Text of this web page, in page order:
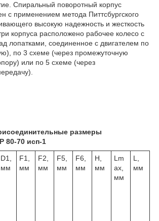
Спиральный поворотный корпус
с применением метода Питтсбургского
высокую надежность и жесткость
корпуса расположено рабочее колесо с
лопатками, соединенное с двигателем по
по 3 схеме (через промежуточную
или по 5 схеме (через
размеры
80-70 исп-1
D1,
мм
F1,
мм
F2,
мм
F5,
мм
F6,
мм
H,
мм
Lm
ax,
мм
L,
мм